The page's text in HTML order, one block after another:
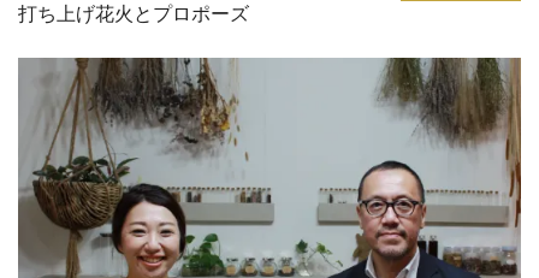
打ち上げ花火とプロポーズ